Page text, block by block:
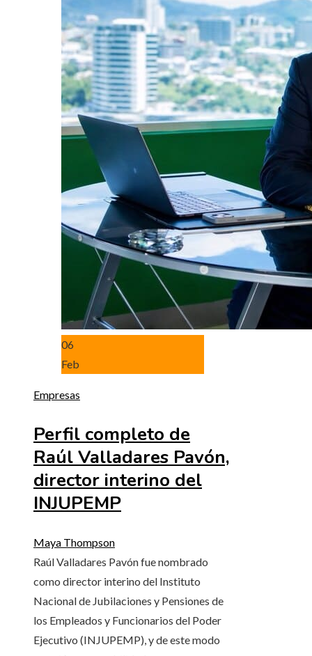
06
Feb
Empresas
Perfil completo de
Raúl Valladares Pavón,
director interino del
INJUPEMP
Maya Thompson
Raúl Valladares Pavón fue nombrado
como director interino del Instituto
Nacional de Jubilaciones y Pensiones de
los Empleados y Funcionarios del Poder
Ejecutivo (INJUPEMP), y de este modo